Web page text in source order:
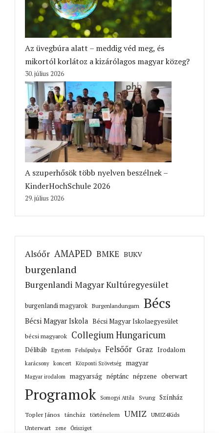
Az üvegbúra alatt – meddig véd meg, és
mikortól korlátoz a kizárólagos magyar közeg?
30. július 2026
A szuperhősök több nyelven beszélnek –
KinderHochSchule 2026
29. július 2026
Alsóőr AMAPED BMKE BUKV
burgenland
Burgenlandi Magyar Kultúregyesület
burgenlandi magyarok Burgenlandungarn Bécs
Bécsi Magyar Iskola Bécsi Magyar Iskolaegyesület
bécsi magyarok Collegium Hungaricum
Délibáb Egyetem Felsőpulya Felsőőr Graz Irodalom
karácsony koncert Központi Szövetség magyar
Magyar irodalom magyarság néptánc népzene oberwart
Programok Somogyi Attila Svung Színház
Topler János táncház történelem UMIZ
UMIZ4Kids
Unterwart
zene Őrisziget